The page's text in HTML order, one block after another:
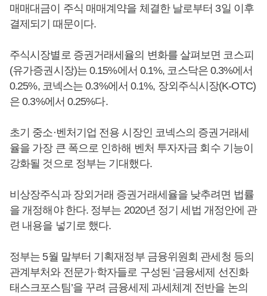
매매대금이 주식 매매계약을 체결한 날로부터 3일 이후
결제되기 때문이다.
주식시장별로 증권거래세율의 변화를 살펴보면 코스피
(유가증권시장)는 0.15%에서 0.1%, 코스닥은 0.3%에서
0.25%, 코넥스는 0.3%에서 0.1%, 장외주식시장(K-OTC)
은 0.3%에서 0.25%다.
초기 중소·벤처기업 전용 시장인 코넥스의 증권거래세
율을 가장 큰 폭으로 인하해 벤처 투자자금 회수 기능이
강화될 것으로 정부는 기대했다.
비상장주식과 장외거래 증권거래세율을 낮추려면 법률
을 개정해야 한다. 정부는 2020년 정기 세법 개정안에 관
련 내용을 넣기로 했다.
정부는 5월 말부터 기획재정부 금융위원회 관세청 등의
관계부처와 전문가·학자들로 구성된 ‘금융세제 선진화
태스크포스팀’을 꾸려 금융세제 과세체계 전반을 논의